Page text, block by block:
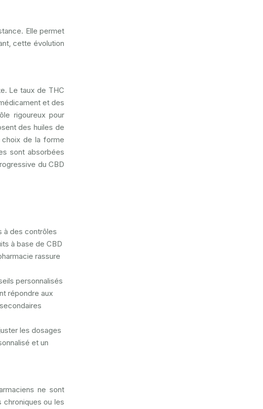
Elle permet
cette évolution
Le taux de THC
et des
rigoureux pour
des huiles de
de la forme
sont absorbées
du CBD
à des contrôles
à base de CBD
rassure
personnalisés
répondre aux
les dosages
et un
ne sont
chroniques ou les